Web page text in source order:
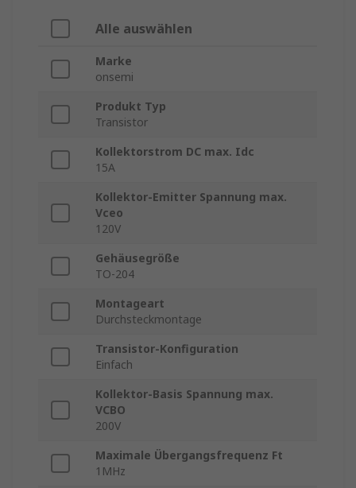
Alle auswählen
Marke
onsemi
Produkt Typ
Transistor
Kollektorstrom DC max. Idc
15A
Kollektor-Emitter Spannung max.
Vceo
120V
Gehäusegröße
TO-204
Montageart
Durchsteckmontage
Transistor-Konfiguration
Einfach
Kollektor-Basis Spannung max.
VCBO
200V
Maximale Übergangsfrequenz Ft
1MHz